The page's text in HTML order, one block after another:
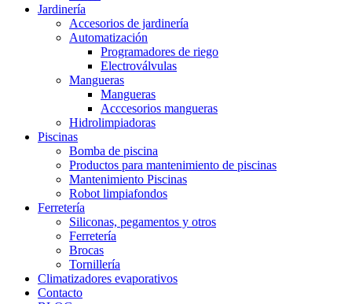
Jardinería
Accesorios de jardinería
Automatización
Programadores de riego
Electroválvulas
Mangueras
Mangueras
Acccesorios mangueras
Hidrolimpiadoras
Piscinas
Bomba de piscina
Productos para mantenimiento de piscinas
Mantenimiento Piscinas
Robot limpiafondos
Ferretería
Siliconas, pegamentos y otros
Ferretería
Brocas
Tornillería
Climatizadores evaporativos
Contacto